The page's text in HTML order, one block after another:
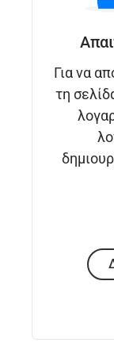
Για να
τη